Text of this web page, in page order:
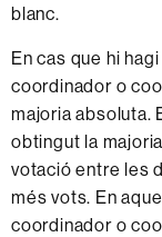
blanc.
En cas que hi hagi
coordinadoro
majoriaabsoluta.
obtingut la
votacióentre les
més vots. En
coordinador o